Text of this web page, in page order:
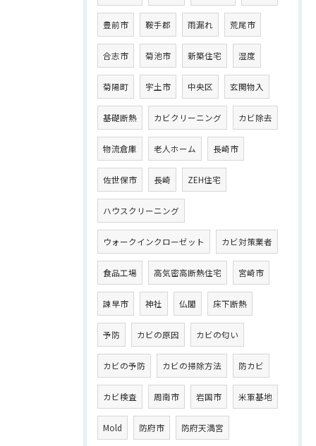
豊前市 鞍手郡 雨漏れ 荒尾市
合志市 菊池市 新築住宅 湿度
菊陽町 宇土市 中央区 玄関物入
基礎断熱 カビクリーニング カビ除去
物流倉庫 老人ホーム 長崎市
佐世保市 長崎 ZEH住宅
ハウスクリーニング
ウォークインクローゼット カビ対策業者
食品工場 高気密高断熱住宅 宮崎市
諫早市 神社 仏閣 床下断熱
予防 カビの原因 カビの匂い
カビの予防 カビの掃除方法 防カビ
カビ検査 周南市 岩国市 米軍基地
Mold 防府市 防府天満宮